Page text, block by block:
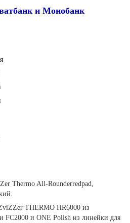
и Монобанк
All-Rounderredpad,
THERMO HR6000 из
FC2000 и ONE Polish из линейки для